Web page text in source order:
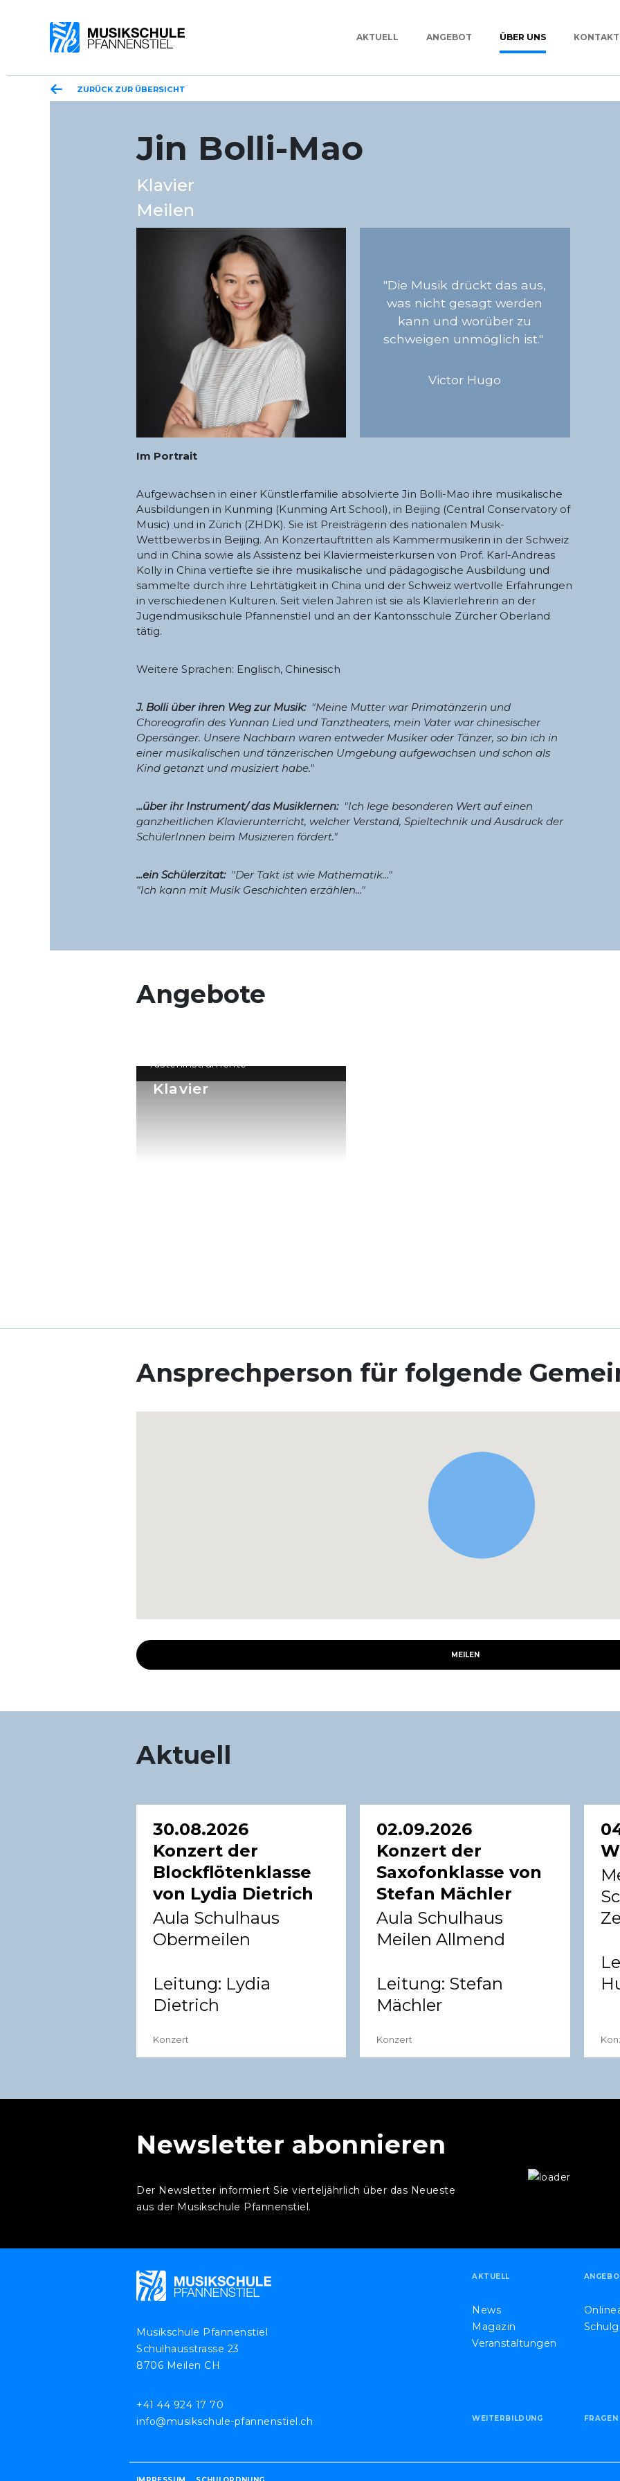
AKTUELL ANGEBOT ÜBER UNS KONTAKT
ZURÜCK ZUR ÜBERSICHT
Jin Bolli-Mao
Klavier
Meilen
"Die Musik drückt das aus,
was nicht gesagt werden
kann und worüber zu
schweigen unmöglich ist."
Victor Hugo
Im Portrait
Aufgewachsen in einer Künstlerfamilie absolvierte Jin Bolli-Mao ihre musikalische
Ausbildungen in Kunming (Kunming Art School), in Beijing (Central Conservatory of
Music) und in Zürich (ZHDK). Sie ist Preisträgerin des nationalen Musik-
Wettbewerbs in Beijing. An Konzertauftritten als Kammermusikerin in der Schweiz
und in China sowie als Assistenz bei Klaviermeisterkursen von Prof. Karl-Andreas
Kolly in China vertiefte sie ihre musikalische und pädagogische Ausbildung und
sammelte durch ihre Lehrtätigkeit in China und der Schweiz wertvolle Erfahrungen
in verschiedenen Kulturen. Seit vielen Jahren ist sie als Klavierlehrerin an der
Jugendmusikschule Pfannenstiel und an der Kantonsschule Zürcher Oberland
tätig.
Weitere Sprachen: Englisch, Chinesisch
J. Bolli über ihren Weg zur Musik: "Meine Mutter war Primatänzerin und
Choreografin des Yunnan Lied und Tanztheaters, mein Vater war chinesischer
Opersänger. Unsere Nachbarn waren entweder Musiker oder Tänzer, so bin ich in
einer musikalischen und tänzerischen Umgebung aufgewachsen und schon als
Kind getanzt und musiziert habe."
...über ihr Instrument/ das Musiklernen:"Ich lege besonderen Wert auf einen
ganzheitlichen Klavierunterricht, welcher Verstand, Spieltechnik und Ausdruck der
SchülerInnen beim Musizieren fördert."
...ein Schülerzitat: "Der Takt ist wie Mathematik..."
"Ich kann mit Musik Geschichten erzählen..."
Angebote
Klavier
Tasteninstrumente
Ansprechperson für folgende
MEILEN
Aktuell
30.08.2026
Konzert der
Blockflötenklasse
von Lydia Dietrich
Aula Schulhaus
Obermeilen
Leitung: Lydia
Dietrich
Konzert
02.09.2026
Konzert der
Saxofonklasse von
Stefan Mächler
Aula Schulhaus
Meilen Allmend
Leitung: Stefan
Mächler
Konzert
Newsletter abonnieren
Der Newsletter informiert Sie vierteljährlich über das Neueste
aus der Musikschule Pfannenstiel.
Musikschule Pfannenstiel
Schulhausstrasse 23
8706 Meilen CH
+41 44 924 17 70
info@musikschule-pfannenstiel.ch
AKTUELL
News
Magazin
Veranstaltungen
WEITERBILDUNG FRAGEN